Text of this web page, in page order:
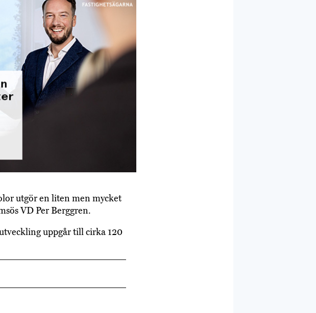
utgör en liten men mycket
VD Per Berggren.
uppgår till cirka 120